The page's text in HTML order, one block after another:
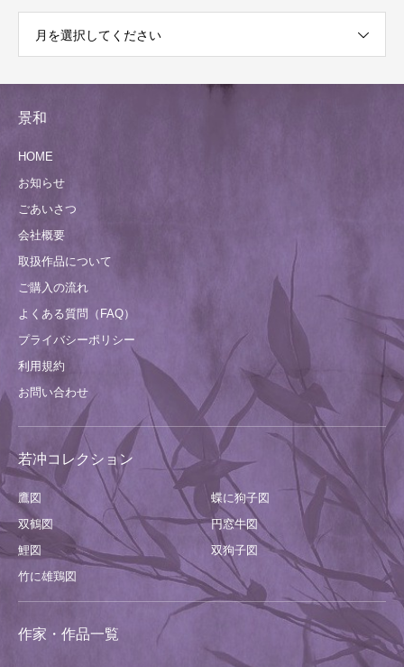
月を選択してください
景和
HOME
お知らせ
ごあいさつ
会社概要
取扱作品について
ご購入の流れ
よくある質問（FAQ）
プライバシーポリシー
利用規約
お問い合わせ
若冲コレクション
鷹図
蝶に狗子図
双鶴図
円窓牛図
鯉図
双狗子図
竹に雄鶏図
作家・作品一覧